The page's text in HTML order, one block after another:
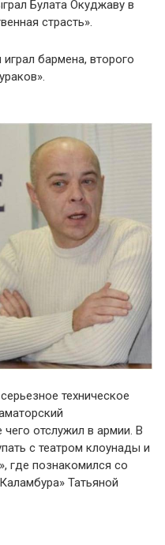
Булата Окуджаву в
страсть».
бармена, второго
техническое
чего отслужил в армии. В
с театром клоунады и
где познакомился со
Татьяной